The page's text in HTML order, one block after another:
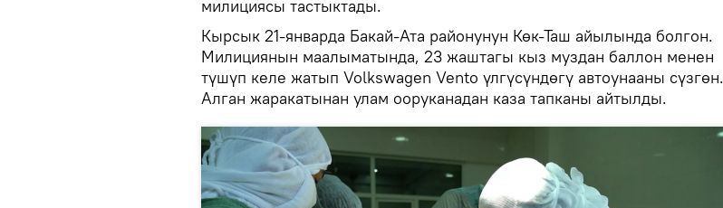
милициясы тастыктады.
Кырсык 21-январда Бакай-Ата районунун Көк-Таш айылында болгон.
Милициянын маалыматында, 23 жаштагы кыз муздан баллон менен
түшүп келе жатып Volkswagen Vento үлгүсүндөгү автоунааны сүзгөн.
Алган жаракатынан улам ооруканадан каза тапканы айтылды.